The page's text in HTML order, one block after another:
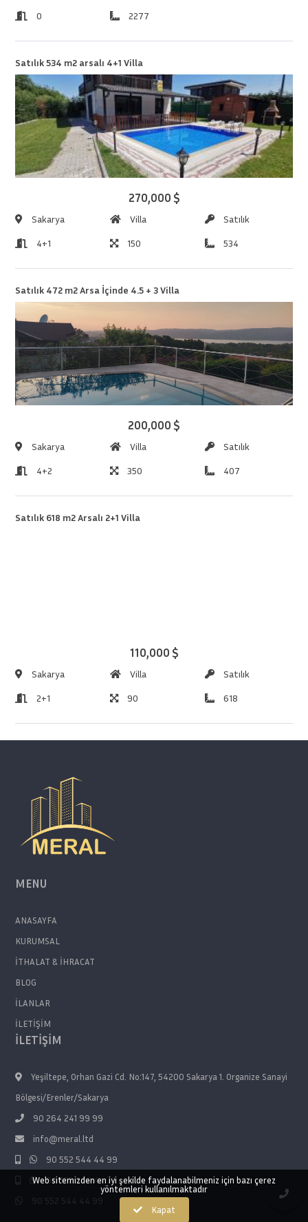
Web sitemizden en iyi şekilde faydalanabilmeniz için bazı çerez
yöntemleri kullanılmaktadır
Kapat
0 2277
Satılık 534 m2 arsalı 4+1 Villa
270,000 $
Sakarya Villa Satılık
4+1 150 534
Satılık 472 m2 Arsa İçinde 4.5 + 3 Villa
200,000 $
Sakarya Villa Satılık
4+2 350 407
Satılık 618 m2 Arsalı 2+1 Villa
110,000 $
Sakarya Villa Satılık
2+1 90 618
MENU
ANASAYFA
KURUMSAL
İTHALAT & İHRACAT
BLOG
İLANLAR
İLETİŞİM
İLETİŞİM
Yeşiltepe, Orhan Gazi Cd. No:147, 54200 Sakarya 1. Organize Sanayi
Bölgesi/Erenler/Sakarya
90 264 241 99 99
info@meral.ltd
90 552 544 44 99
90 552 544 44 77
90 552 544 44 99